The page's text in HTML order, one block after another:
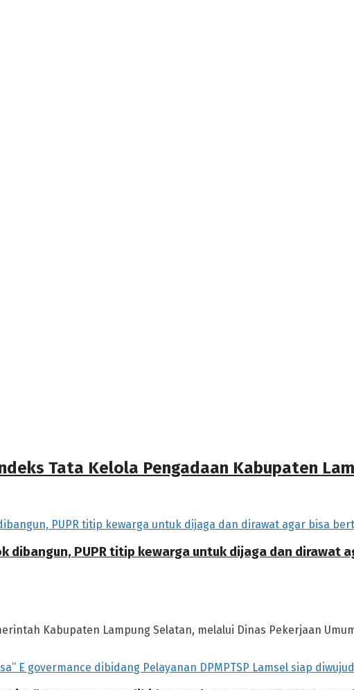
Tata Kelola Pengadaan Kabupaten
dibangun, PUPR titip kewarga untuk dijaga dan dirawat
Kabupaten Lampung Selatan, melalui Dinas Pekerjaan